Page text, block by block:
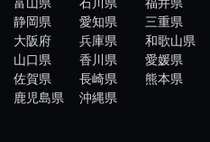
静岡県
愛知県 三重県
大阪府
兵庫県 和歌山県
山口県
香川県 愛媛県
佐賀県
長崎県 熊本県
鹿児島県
沖縄県